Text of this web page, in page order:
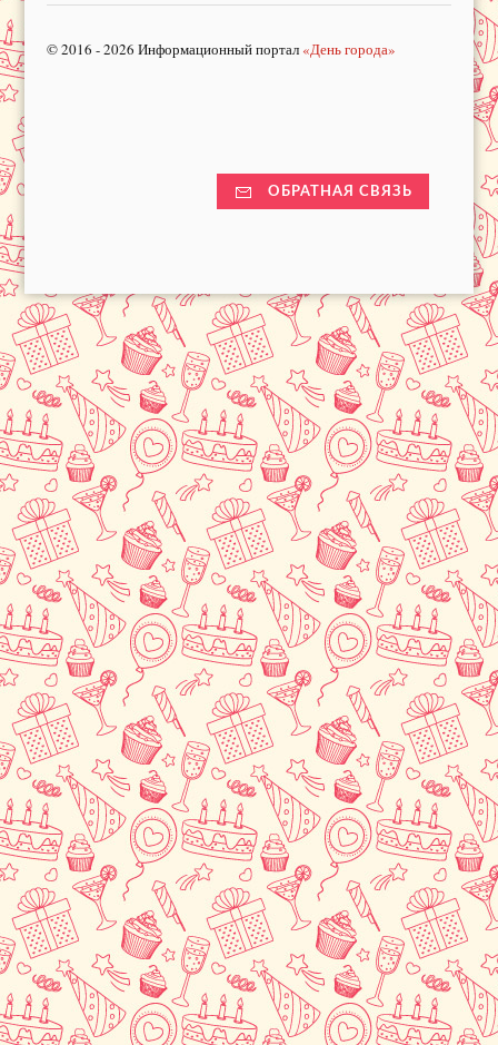
© 2016 - 2026 Информационный портал «День города»
ОБРАТНАЯ СВЯЗЬ